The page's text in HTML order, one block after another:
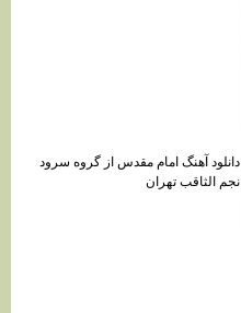
دانلود آهنگ امام مقدس از گروه سرود
نجم الثاقب تهران